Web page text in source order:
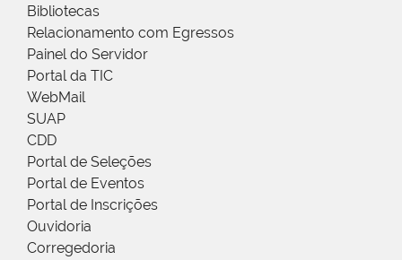
Bibliotecas
Relacionamento com Egressos
Painel do Servidor
Portal da TIC
WebMail
SUAP
CDD
Portal de Seleções
Portal de Eventos
Portal de Inscrições
Ouvidoria
Corregedoria